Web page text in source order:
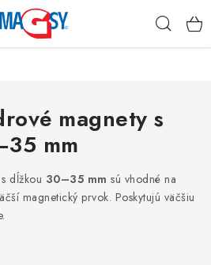
magnety s
mm
dĺžkou 30–35 mm sú vhodné na
magnetický prvok. Poskytujú väčšiu